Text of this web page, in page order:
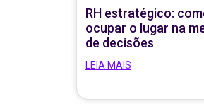
RH estratégico:
ocupar o lugar na
de decisões
LEIA MAIS